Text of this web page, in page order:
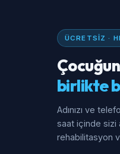
ÜCRETSIZ ·
birlikte
Adınızı ve
saat içinde sizi
rehabilitasyon